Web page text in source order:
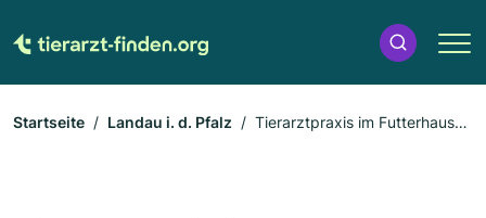
Startseite Landau i. d. Pfalz
Tierarztpraxis im Futterhaus